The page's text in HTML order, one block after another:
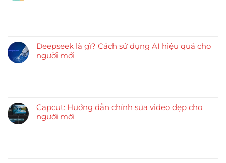
Deepseek là gì? Cách sử dụng AI hiệu quả cho
người mới
Capcut: Hướng dẫn chỉnh sửa video đẹp cho
người mới